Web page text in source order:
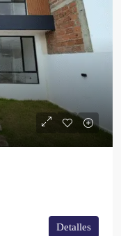
Detalles